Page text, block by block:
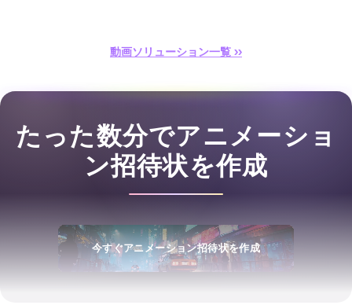
動画ソリューション一覧 ››
たった数分でアニメーショ
ン招待状を作成
今すぐアニメーション招待状を作成